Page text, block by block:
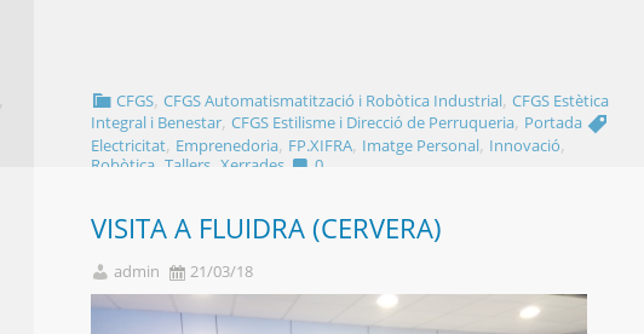
CFGS,CFGS Automatismatització i Robòtica Industrial,CFGS Estètica
Integral i Benestar, CFGS Estilisme i Direcció de Perruqueria, Portada
Electricitat, Emprenedoria, FP.XIFRA, Imatge Personal, Innovació,
Robòtica Tallers Xerrades 0
VISITA A FLUIDRA (CERVERA)
admin 21/03/18